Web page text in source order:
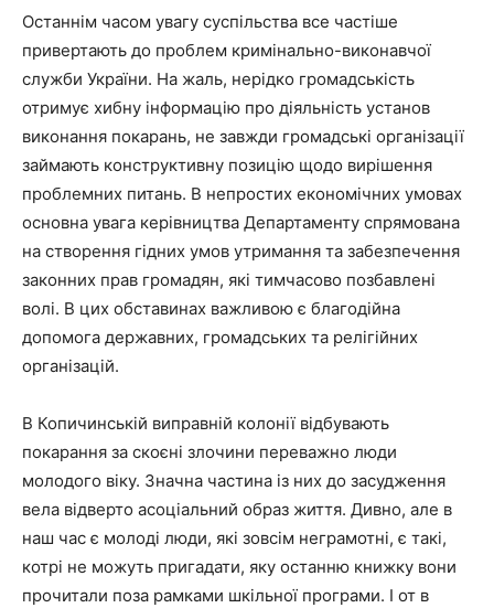
Останнім часом увагу суспільства все частіше
привертають до проблем кримінально-виконавчої
служби України. На жаль, нерідко громадськість
отримує хибну інформацію про діяльність установ
виконання покарань, не завжди громадські організації
займають конструктивну позицію щодо вирішення
проблемних питань. В непростих економічних умовах
основна увага керівництва Департаменту спрямована
на створення гідних умов утримання та забезпечення
законних прав громадян, які тимчасово позбавлені
волі. В цих обставинах важливою є благодійна
допомога державних, громадських та релігійних
організацій.
В Копичинській виправній колонії відбувають
покарання за скоєні злочини переважно люди
молодого віку. Значна частина із них до засудження
вела відверто асоціальний образ життя. Дивно, але в
наш час є молоді люди, які зовсім неграмотні, є такі,
котрі не можуть пригадати, яку останню книжку вони
прочитали поза рамками шкільної програми. І от в